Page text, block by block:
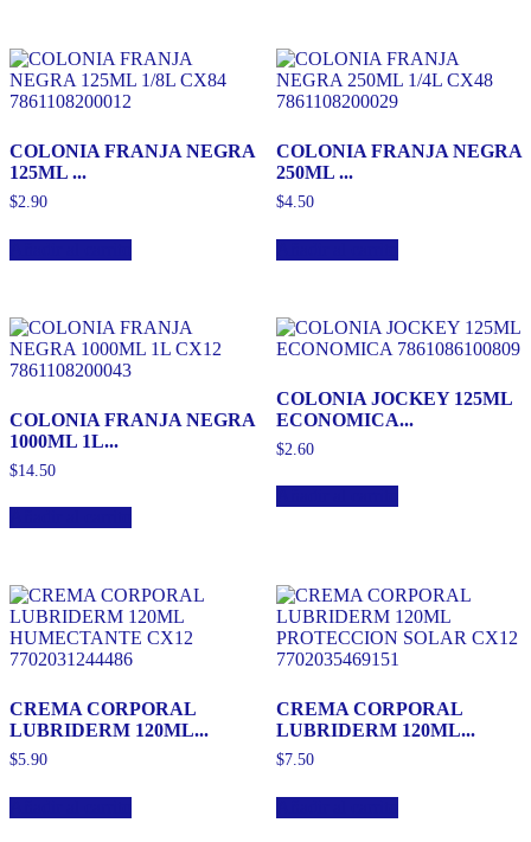
COLONIA FRANJA NEGRA
125ML ...
$2.90
COLONIA FRANJA NEGRA
250ML ...
$4.50
COLONIA FRANJA NEGRA
1000ML 1L...
$14.50
COLONIA JOCKEY 125ML
ECONOMICA...
$2.60
CREMA CORPORAL
LUBRIDERM 120ML...
$5.90
CREMA CORPORAL
LUBRIDERM 120ML...
$7.50